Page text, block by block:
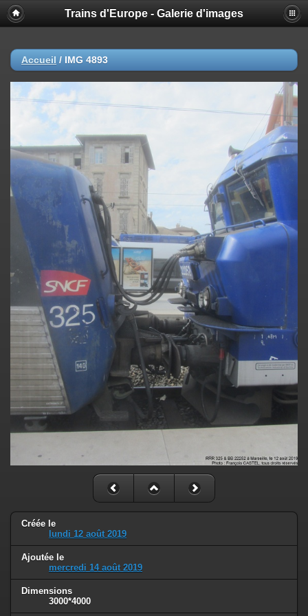
Trains d'Europe - Galerie d'images
Accueil / IMG 4893
Créée le
lundi 12 août 2019
Ajoutée le
mercredi 14 août 2019
Dimensions
3000*4000